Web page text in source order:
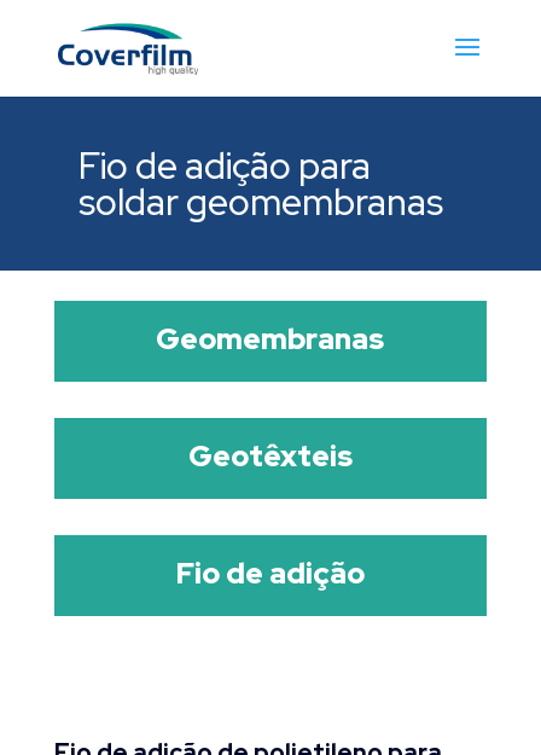
Fio de adição para
soldar geomembranas
Geomembranas
Geotêxteis
Fio de adição